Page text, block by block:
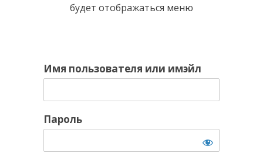
будет отображаться меню
Имя пользователя или имэйл
Пароль